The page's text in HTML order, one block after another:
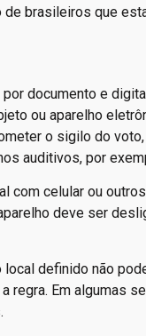
brasileiros que
documento e
ou aparelho
o sigilo do
auditivos, por
com celular ou
deve ser
definido não
regra. Em algumas